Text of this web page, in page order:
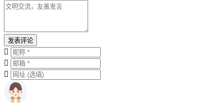
发表评论